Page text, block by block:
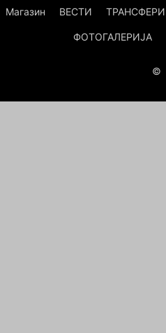
Магазин ВЕСТИ ТРАНСФЕРИ
ФОТОГАЛЕРИЈА
©